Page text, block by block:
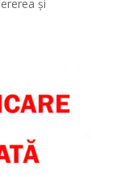
și